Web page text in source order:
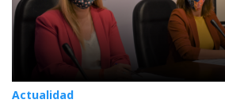
Actualidad